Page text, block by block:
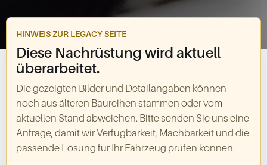
HINWEIS ZUR LEGACY-SEITE
Diese Nachrüstung wird aktuell
überarbeitet.
Die gezeigten Bilder und Detailangaben können
noch aus älteren Baureihen stammen oder vom
aktuellen Stand abweichen. Bitte senden Sie uns eine
Anfrage, damit wir Verfügbarkeit, Machbarkeit und die
passende Lösung für Ihr Fahrzeug prüfen können.